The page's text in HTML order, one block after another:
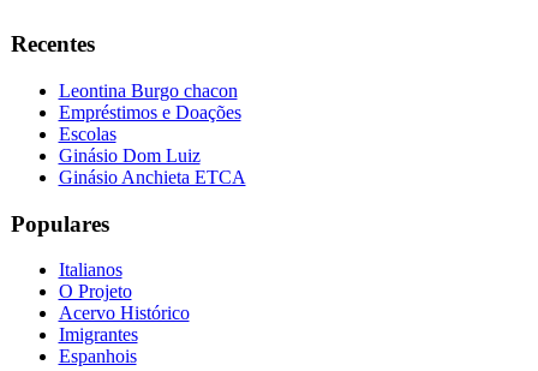
Recentes
Leontina Burgo chacon
Empréstimos e Doações
Escolas
Ginásio Dom Luiz
Ginásio Anchieta ETCA
Populares
Italianos
O Projeto
Acervo Histórico
Imigrantes
Espanhois